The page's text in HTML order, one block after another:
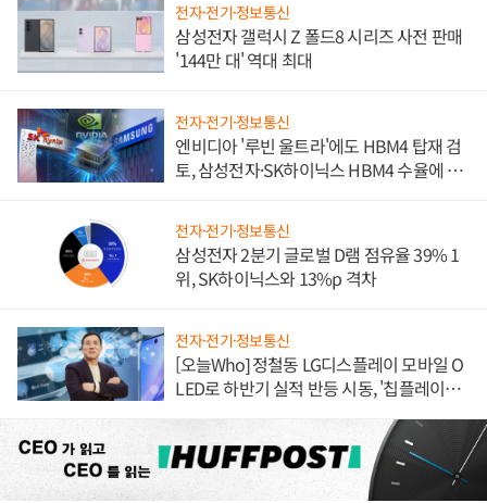
전자·전기·정보통신
삼성전자 갤럭시 Z 폴드8 시리즈 사전 판매
'144만 대' 역대 최대
전자·전기·정보통신
엔비디아 '루빈 울트라'에도 HBM4 탑재 검
토, 삼성전자·SK하이닉스 HBM4 수율에 주
전자·전기·정보통신
삼성전자 2분기 글로벌 D램 점유율 39% 1
위, SK하이닉스와 13%p 격차
전자·전기·정보통신
[오늘Who] 정철동 LG디스플레이 모바일 O
LED로 하반기 실적 반등 시동, '칩플레이